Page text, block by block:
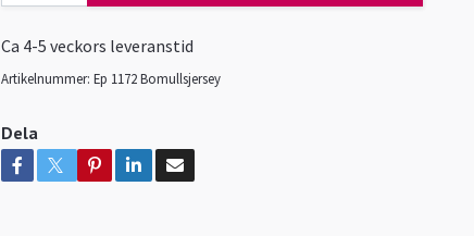
Ca 4-5 veckors leveranstid
Artikelnummer: Ep 1172 Bomullsjersey
Dela